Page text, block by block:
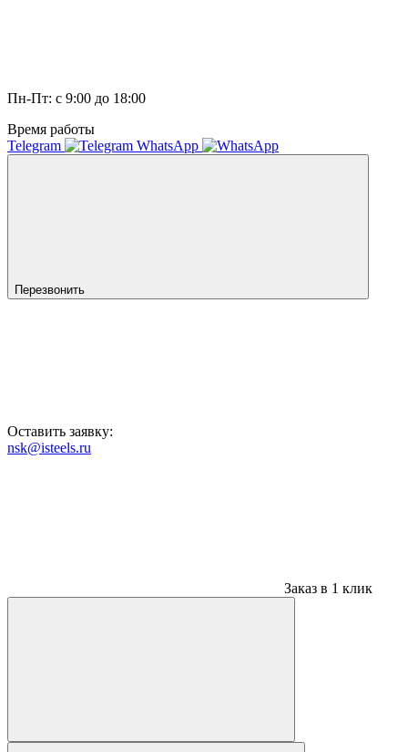
Пн-Пт: с 9:00 до 18:00
Время работы
Telegram
WhatsApp
Перезвонить
Оставить заявку:
nsk@isteels.ru
Заказ в 1 клик